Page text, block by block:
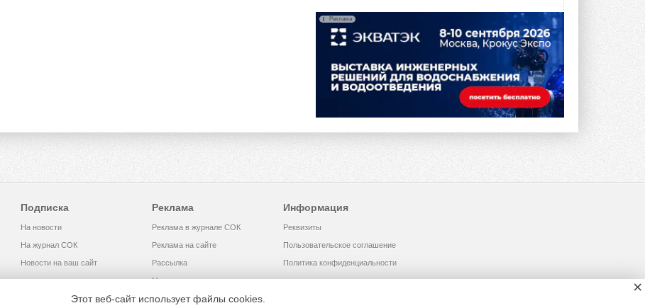
Реклама
Подписка
На новости
На журнал СОК
Новости на ваш сайт
Реклама
Реклама в журнале СОК
Реклама на сайте
Рассылка
Медиакит
Информация
Реквизиты
Пользовательское соглашение
Политика конфиденциальности
Этот веб-сайт использует файлы cookies.
×